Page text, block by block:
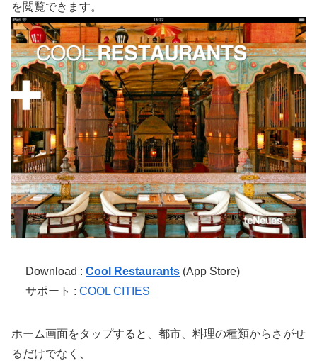
を閲覧できます。
Download : Cool Restaurants (App Store)
サポート : COOL CITIES
ホーム画面をタップすると、都市、料理の種類からさがせ
るだけでなく、